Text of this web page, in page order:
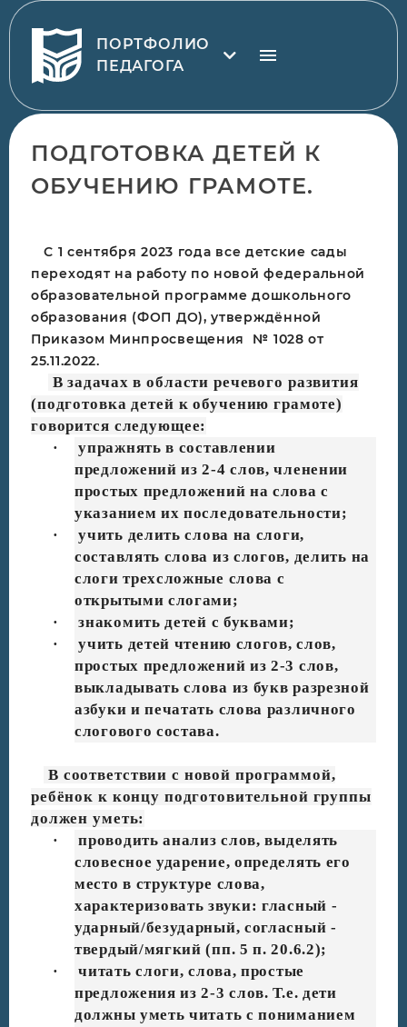
ПОРТФОЛИО
ПЕДАГОГА
ПОДГОТОВКА ДЕТЕЙ К
ОБУЧЕНИЮ ГРАМОТЕ.
С 1 сентября 2023 года все детские сады
переходят на работу по новой федеральной
образовательной программе дошкольного
образования (ФОП ДО), утверждённой
Приказом Минпросвещения № 1028 от
25.11.2022.
В задачах в области речевого развития
(подготовка детей к обучению грамоте)
говорится следующее:
·
упражнять в составлении
предложений из 2-4 слов, членении
простых предложений на слова с
указанием их последовательности;
·
учить делить слова на слоги,
составлять слова из слогов, делить на
слоги трехсложные слова с
открытыми слогами;
·
знакомить детей с буквами;
·
учить детей чтению слогов, слов,
простых предложений из 2-3 слов,
выкладывать слова из букв разрезной
азбуки и печатать слова различного
слогового состава.
В соответствии с новой программой,
ребёнок к концу подготовительной группы
должен уметь:
·
проводить анализ слов, выделять
словесное ударение, определять его
место в структуре слова,
характеризовать звуки: гласный -
ударный/безударный, согласный -
твердый/мягкий (пп. 5 п. 20.6.2);
·
читать слоги, слова, простые
предложения из 2-3 слов. Т.е. дети
должны уметь читать с пониманием